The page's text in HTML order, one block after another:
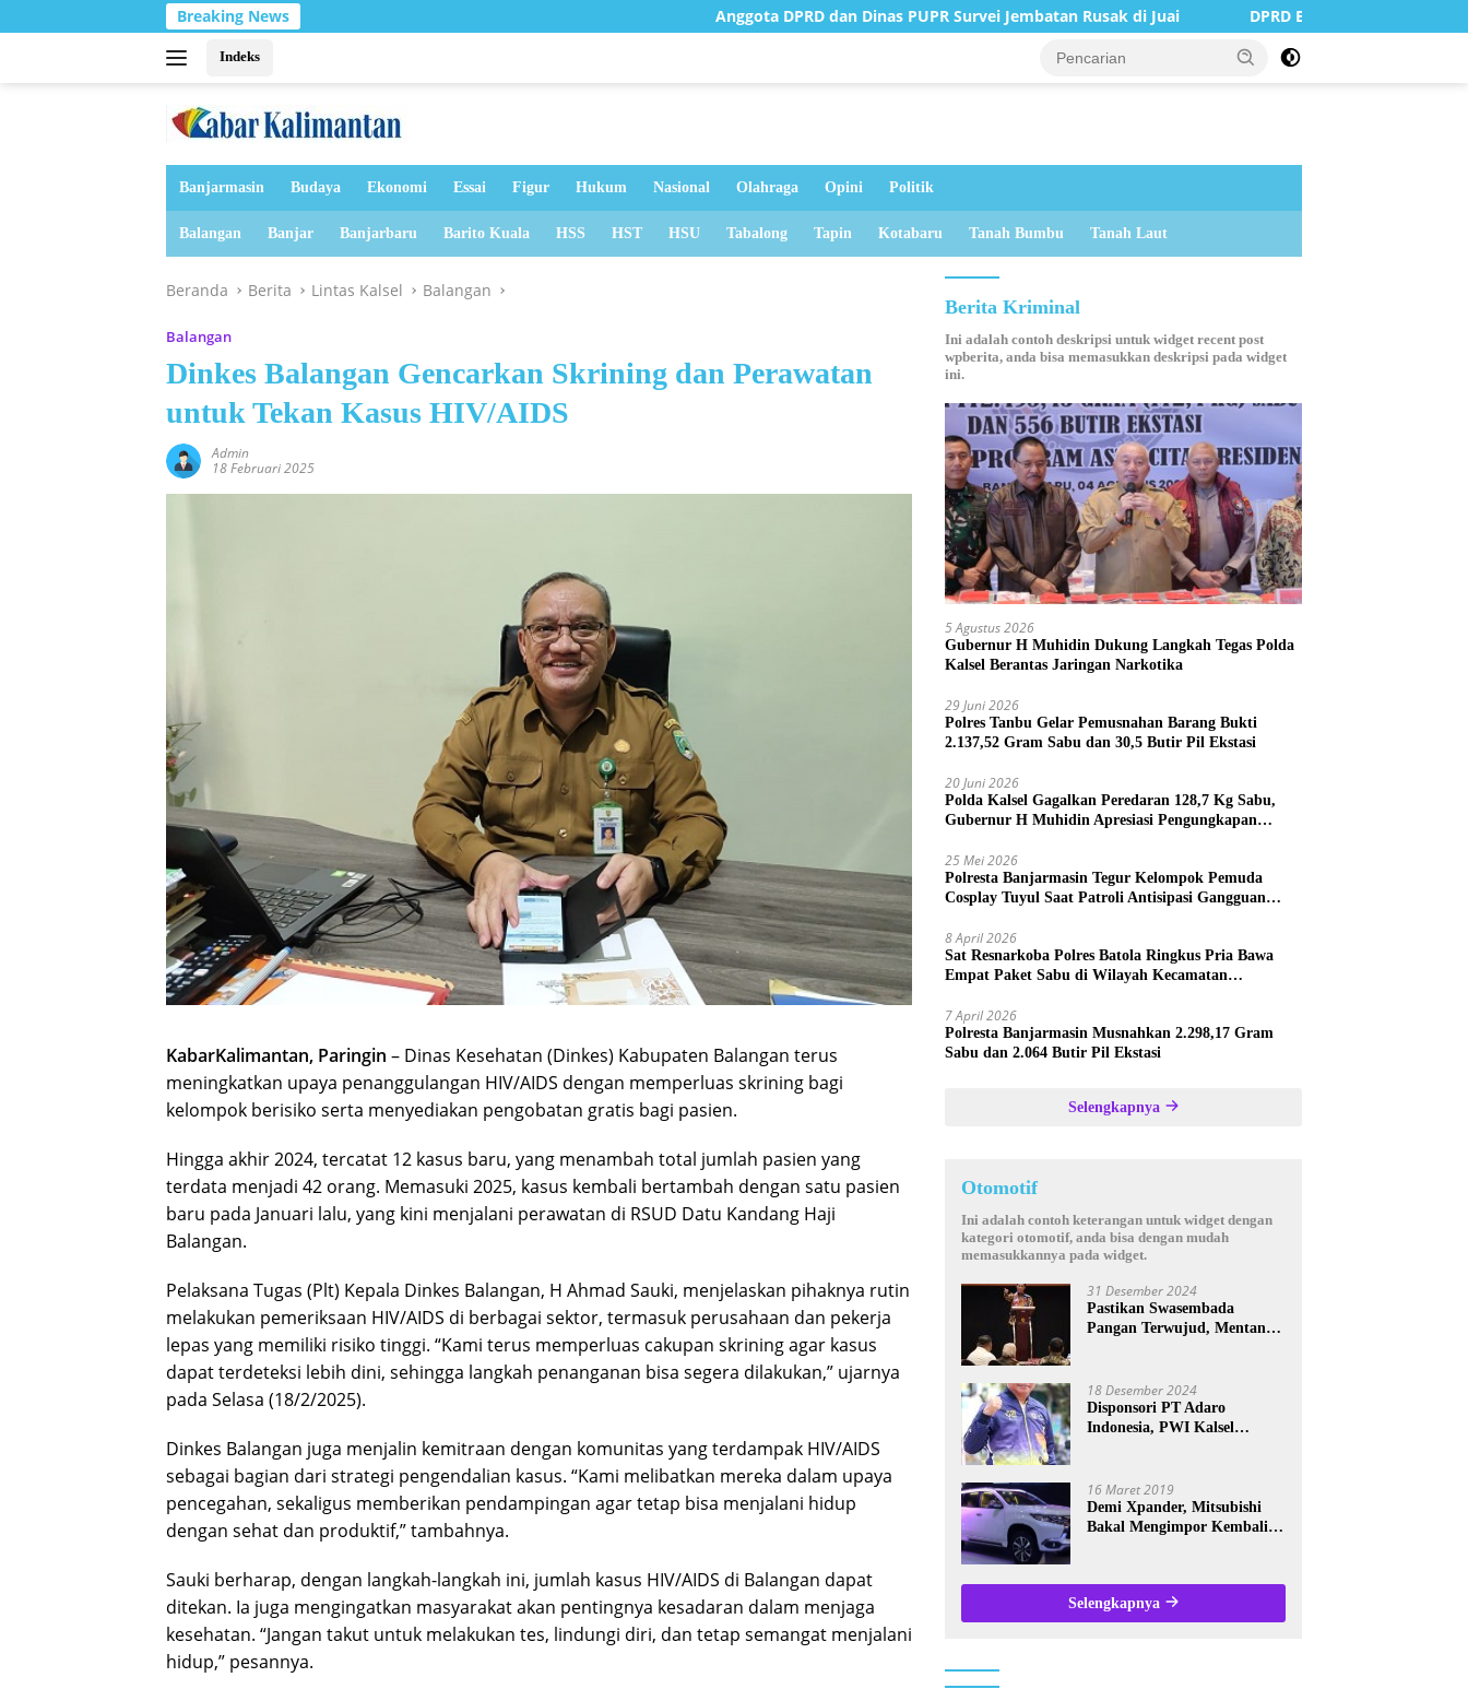
ke
Breaking News Anggota DPRD dan Dinas PUPR Survei Jembatan Rusak di Juai DPRD Balangan Terima Kunjungan Silaturahmi
Indeks
Banjarmasin Budaya Ekonomi Essai Figur Hukum Nasional Olahraga Opini Politik
Balangan Banjar Banjarbaru Barito Kuala HSS HST HSU Tabalong Tapin Kotabaru Tanah Bumbu Tanah Laut
Beranda Berita Lintas Kalsel Balangan
Balangan
Dinkes Balangan Gencarkan Skrining dan Perawatan
untuk Tekan Kasus HIV/AIDS
Admin
18 Februari 2025
KabarKalimantan, Paringin – Dinas Kesehatan (Dinkes) Kabupaten Balangan terus
meningkatkan upaya penanggulangan HIV/AIDS dengan memperluas skrining bagi
kelompok berisiko serta menyediakan pengobatan gratis bagi pasien.
Hingga akhir 2024, tercatat 12 kasus baru, yang menambah total jumlah pasien yang
terdata menjadi 42 orang. Memasuki 2025, kasus kembali bertambah dengan satu pasien
baru pada Januari lalu, yang kini menjalani perawatan di RSUD Datu Kandang Haji
Balangan.
Pelaksana Tugas (Plt) Kepala Dinkes Balangan, H Ahmad Sauki, menjelaskan pihaknya rutin
melakukan pemeriksaan HIV/AIDS di berbagai sektor, termasuk perusahaan dan pekerja
lepas yang memiliki risiko tinggi. “Kami terus memperluas cakupan skrining agar kasus
dapat terdeteksi lebih dini, sehingga langkah penanganan bisa segera dilakukan,” ujarnya
pada Selasa (18/2/2025).
Dinkes Balangan juga menjalin kemitraan dengan komunitas yang terdampak HIV/AIDS
sebagai bagian dari strategi pengendalian kasus. “Kami melibatkan mereka dalam upaya
pencegahan, sekaligus memberikan pendampingan agar tetap bisa menjalani hidup
dengan sehat dan produktif,” tambahnya.
Sauki berharap, dengan langkah-langkah ini, jumlah kasus HIV/AIDS di Balangan dapat
ditekan. Ia juga mengingatkan masyarakat akan pentingnya kesadaran dalam menjaga
kesehatan. “Jangan takut untuk melakukan tes, lindungi diri, dan tetap semangat menjalani
hidup,” pesannya.
Berita Kriminal
Ini adalah contoh deskripsi untuk widget recent post
wpberita, anda bisa memasukkan deskripsi pada widget
ini.
5 Agustus 2026
Gubernur H Muhidin Dukung Langkah Tegas Polda
Kalsel Berantas Jaringan Narkotika
29 Juni 2026
Polres Tanbu Gelar Pemusnahan Barang Bukti
2.137,52 Gram Sabu dan 30,5 Butir Pil Ekstasi
20 Juni 2026
Polda Kalsel Gagalkan Peredaran 128,7 Kg Sabu,
Gubernur H Muhidin Apresiasi Pengungkapan
25 Mei 2026
Polresta Banjarmasin Tegur Kelompok Pemuda
Cosplay Tuyul Saat Patroli Antisipasi Gangguan
8 April 2026
Sat Resnarkoba Polres Batola Ringkus Pria Bawa
Empat Paket Sabu di Wilayah Kecamatan
7 April 2026
Polresta Banjarmasin Musnahkan 2.298,17 Gram
Sabu dan 2.064 Butir Pil Ekstasi
Selengkapnya
Otomotif
Ini adalah contoh keterangan untuk widget dengan
kategori otomotif, anda bisa dengan mudah
memasukkannya pada widget.
31 Desember 2024
Pastikan Swasembada
Pangan Terwujud, Mentan
18 Desember 2024
Disponsori PT Adaro
Indonesia, PWI Kalsel
Kalsel
16 Maret 2019
Demi Xpander, Mitsubishi
Bakal Mengimpor Kembali
Selengkapnya